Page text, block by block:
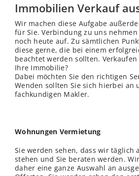
Immobilien Verkauf
Wir machen diese Aufgabe
für Sie. Verbindung zu uns nehmen
noch heute auf. Zu sämtlichen
diese gerne, die bei einem
beachtet werden sollten.
Ihre Immobilie?
Dabei möchten Sie den richtigen
Wenden sollten Sie sich hierbei an
fachkundigen Makler.
Wohnungen Vermietung
Sie werden sehen, dass wir täglich
stehen und Sie beraten werden.
daher eine ganze Auswahl an